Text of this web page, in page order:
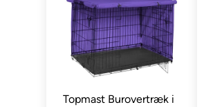
Topmast Burovertræk i